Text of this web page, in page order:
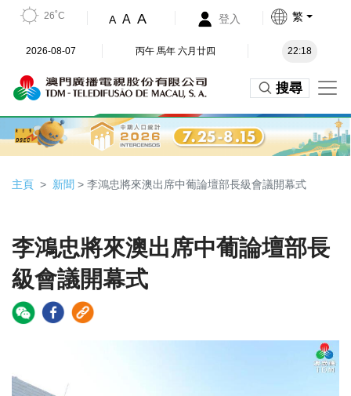
26˚C A A A 登入 繁
2026-08-07 丙午 馬年 六月廿四 22:18
搜尋
主頁 新聞 > 李鴻忠將來澳出席中葡論壇部長級會議開幕式
李鴻忠將來澳出席中葡論壇部長
級會議開幕式